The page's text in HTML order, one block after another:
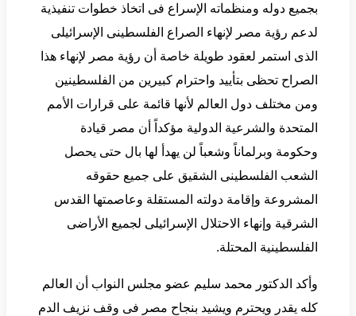
بجميع دوله ومنظماته الإسراع فى اتخاذ خطوات تنفيذية
لدعم رؤية مصر لإنهاء الصراع الفلسطينى الإسرائيلى
الذى استمر لعقود طويلة خاصة أن رؤية مصر لإنهاء هذا
الصراح تحظى بتأييد واحترام كبيرين من الفلسطينين
ومن مختلف دول العالم لأنها قائمة على قرارات الأمم
المتحدة والشرعية الدولية مؤكداً أن مصر قيادة
وحكومة وبرلماناً وشعباً لن يهدأ لها بال حتى يحصل
الشعب الفلسطينى الشقيق على جميع حقوقه
المشروعة وإقامة دولته المستقلة وعاصمتها القدس
الشرقية وإنهاء الاحتلال الإسرائيلى لجميع الأراضى
الفلسطينية المحتلة.
وأكد الدكتور محمد سليم عضو مجلس النواب أن العالم
كله يقدر ويحترم ويشيد بنجاح مصر فى وقف نزيف الدم